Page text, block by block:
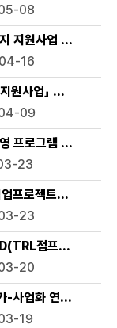
08
지원사업 모집공고
16
원사업」 선정 계획
09
프로그램 참여기업
23
프로젝트」서천군
23
점프업) 상반기
20
사업화 연계 지원사
19